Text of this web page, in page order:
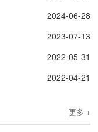
2024-06-28
2023-07-13
2022-05-31
2022-04-21
更多 +